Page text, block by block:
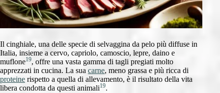
Il cinghiale, una delle specie di selvaggina da pelo più diffuse in
Italia, insieme a cervo, capriolo, camoscio, lepre, daino e
muflone19, offre una vasta gamma di tagli pregiati molto
apprezzati in cucina. La sua carne, meno grassa e più ricca di
proteine rispetto a quella di allevamento, è il risultato della vita
libera condotta da questi animali19.